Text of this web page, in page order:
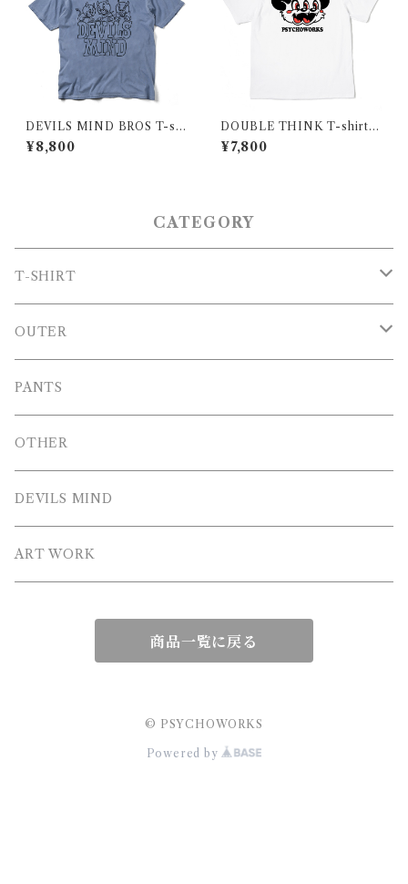
DEVILS MIND BROS T-shi
rt
¥8,800
DOUBLE THINK T-shirt B
ack print
¥7,800
CATEGORY
T-SHIRT
T-SHIRT
LONG T-SHIRT
OUTER
Blouson
SWEAT
HOODIE
ZIP HOODIE
PANTS
OTHER
DEVILS MIND
ART WORK
商品一覧に戻る
© PSYCHOWORKS
Powered by